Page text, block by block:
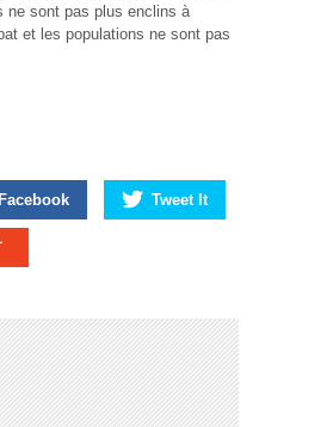
ne sont pas plus enclins à
et les populations ne sont pas
Tweet It